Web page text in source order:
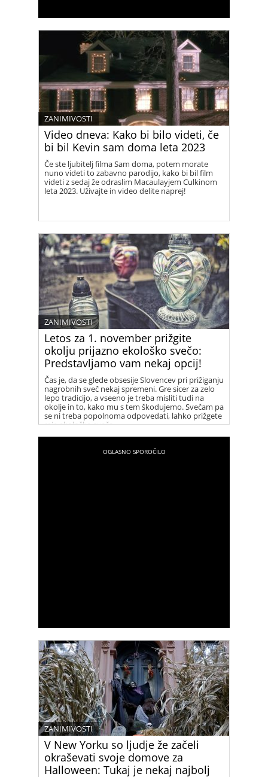
Video dneva: Kako bi bilo videti, če
bi bil Kevin sam doma leta 2023
ZANIMIVOSTI
Če ste ljubitelj filma Sam doma, potem morate
nuno videti to zabavno parodijo, kako bi bil film
videti z sedaj že odraslim Macaulayjem Culkinom
leta 2023. Uživajte in video delite naprej!
Letos za 1. november prižgite
okolju prijazno ekološko svečo:
Predstavljamo vam nekaj opcij!
ZANIMIVOSTI
Čas je, da se glede obsesije Slovencev pri prižiganju
nagrobnih sveč nekaj spremeni. Gre sicer za zelo
lepo tradicijo, a vseeno je treba misliti tudi na
okolje in to, kako mu s tem škodujemo. Svečam pa
se ni treba popolnoma odpovedati, lahko prižgete
raje ekološko svečo.
V New Yorku so ljudje že začeli
okraševati svoje domove za
Halloween: Tukaj je nekaj najbolj
ZANIMIVOSTI